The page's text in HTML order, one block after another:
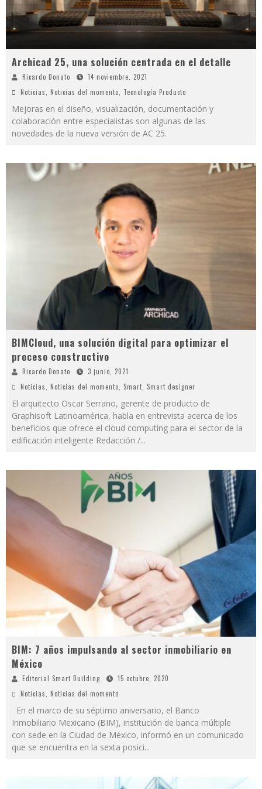
Archicad 25, una solución centrada en el detalle
Ricardo Donato
14 noviembre, 2021
Noticias
Noticias del momento Tecnología Producto
Mejoras en el diseño, visualización, documentación y
colaboración entre especialistas son algunas de las
novedades de la nueva versión de AC 25.
BIMCloud, una solución digital para optimizar el
proceso constructivo
Ricardo Donato
3 junio, 2021
Noticias
Noticias del momento Smart Smart designer
El arquitecto Oscar Serrano, gerente de producto de
Graphisoft Latinoamérica, habla en entrevista acerca de los
beneficios que ofrece el cloud computing para el sector de la
edificación inteligente Redacción /...
BIM: 7 años impulsando al sector inmobiliario en
México
Editorial Smart Building
15 octubre, 2020
Noticias, Noticias del momento
En el marco de su séptimo aniversario, el Banco
Inmobiliario Mexicano (BIM), institución de banca múltiple
con sede en la Ciudad de México, informó en un comunicado
que se encuentra en la sexta posici...